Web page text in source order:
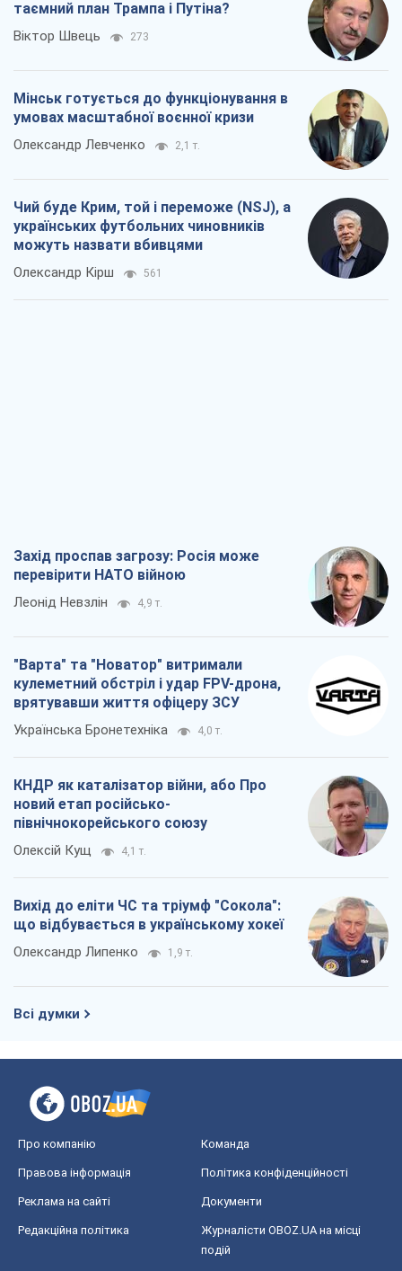
таємний план Трампа і Путіна?
Віктор Швець 273
Мінськ готується до функціонування в
умовах масштабної воєнної кризи
Олександр Левченко 2,1 т.
Чий буде Крим, той і переможе (NSJ), а
українських футбольних чиновників
можуть назвати вбивцями
Олександр Кірш 561
Захід проспав загрозу: Росія може
перевірити НАТО війною
Леонід Невзлін 4,9 т.
"Варта" та "Новатор" витримали
кулеметний обстріл і удар FPV-дрона,
врятувавши життя офіцеру ЗСУ
Українська Бронетехніка 4,0 т.
КНДР як каталізатор війни, або Про
новий етап російсько-
північнокорейського союзу
Олексій Кущ 4,1 т.
Вихід до еліти ЧС та тріумф "Сокола":
що відбувається в українському хокеї
Олександр Липенко 1,9 т.
Всі думки
Про компанію Команда
Правова інформація Політика конфіденційності
Реклама на сайті Документи
Редакційна політика
Журналісти OBOZ.UA на місці
подій